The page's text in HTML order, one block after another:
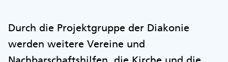
Durch die Projektgruppe der Diakonie
werden weitere Vereine und